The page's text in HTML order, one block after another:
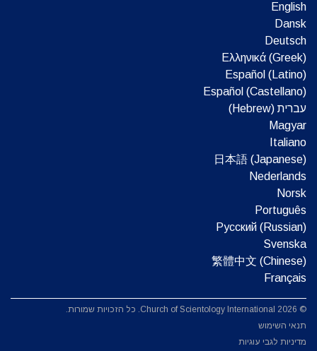
English
Dansk
Deutsch
Ελληνικά (Greek)
Español (Latino)
Español (Castellano)
עברית (Hebrew)‏
Magyar
Italiano
日本語 (Japanese)
Nederlands
Norsk
Português
Русский (Russian)
Svenska
繁體中文 (Chinese)
Français
© 2026 Church of Scientology International. כל הזכויות שמורות.
תנאי השימוש
מדיניות לגבי עוגיות